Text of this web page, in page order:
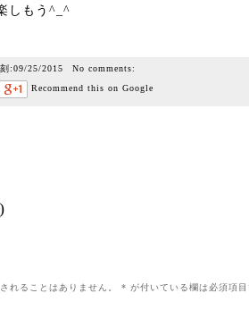
しもう^_^
:09/25/2015 No comments:
Recommend this on Google
れることはありません。 * が付いている欄は必須項